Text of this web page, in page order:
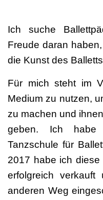
Ich suche
Freude daran
die Kunst des
Für mich steht im
Medium zu nutzen,
zu machen und
geben. Ich
Tanzschule für
2017 habe ich
erfolgreich
anderen Weg